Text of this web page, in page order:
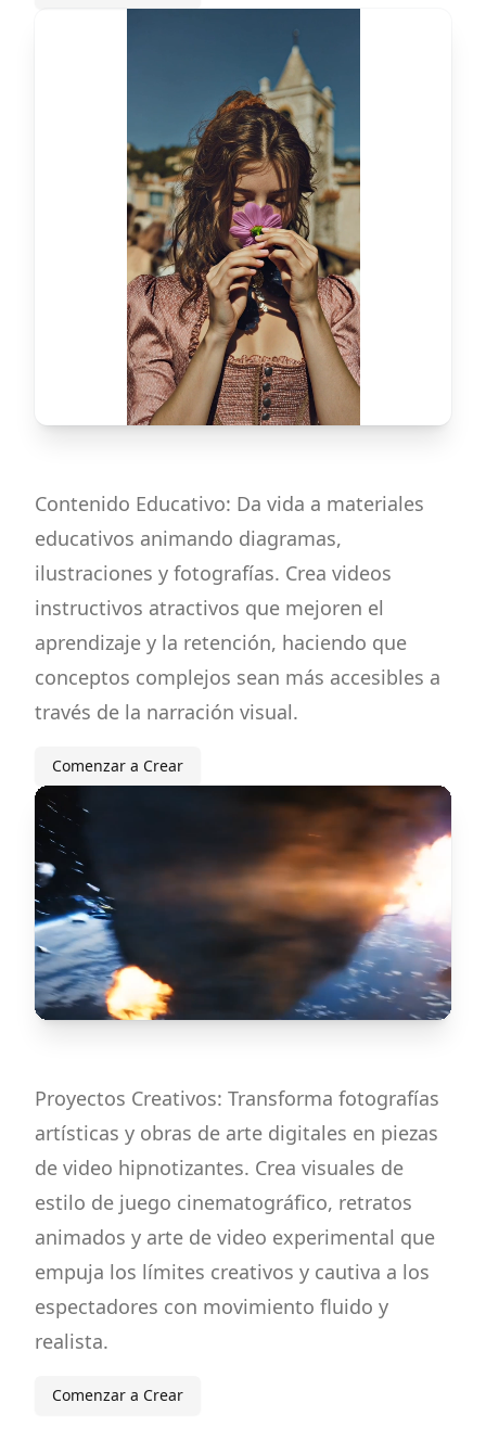
Contenido Educativo: Da vida a materiales
educativos animando diagramas,
ilustraciones y fotografías. Crea videos
instructivos atractivos que mejoren el
aprendizaje y la retención, haciendo que
conceptos complejos sean más accesibles a
través de la narración visual.
Comenzar a Crear
Proyectos Creativos: Transforma fotografías
artísticas y obras de arte digitales en piezas
de video hipnotizantes. Crea visuales de
estilo de juego cinematográfico, retratos
animados y arte de video experimental que
empuja los límites creativos y cautiva a los
espectadores con movimiento fluido y
realista.
Comenzar a Crear